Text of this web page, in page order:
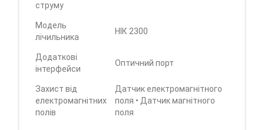
струму
Модель
лічильника
НІК 2300
Додаткові
інтерфейси
Оптичний порт
Захист від
електромагнітних
полів
Датчик електромагнітного
поля • Датчик магнітного
поля